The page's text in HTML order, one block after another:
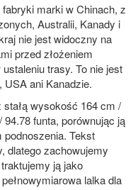
marki w Chinach, z
Australii, Kanady i
nie jest widoczny na
przed złożeniem
trasy. To nie jest
ani Kanadzie.
wysokość 164 cm /
funta, porównując ją
Tekst
dlatego zachowujemy
ją jako
lalka dla